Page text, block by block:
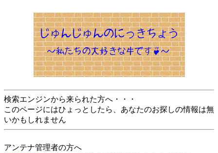
検索エンジンから来られた方へ・・・
このページにはひょっとしたら、あなたのお探しの情報は無
いかもしれません
アンテナ管理者の方へ